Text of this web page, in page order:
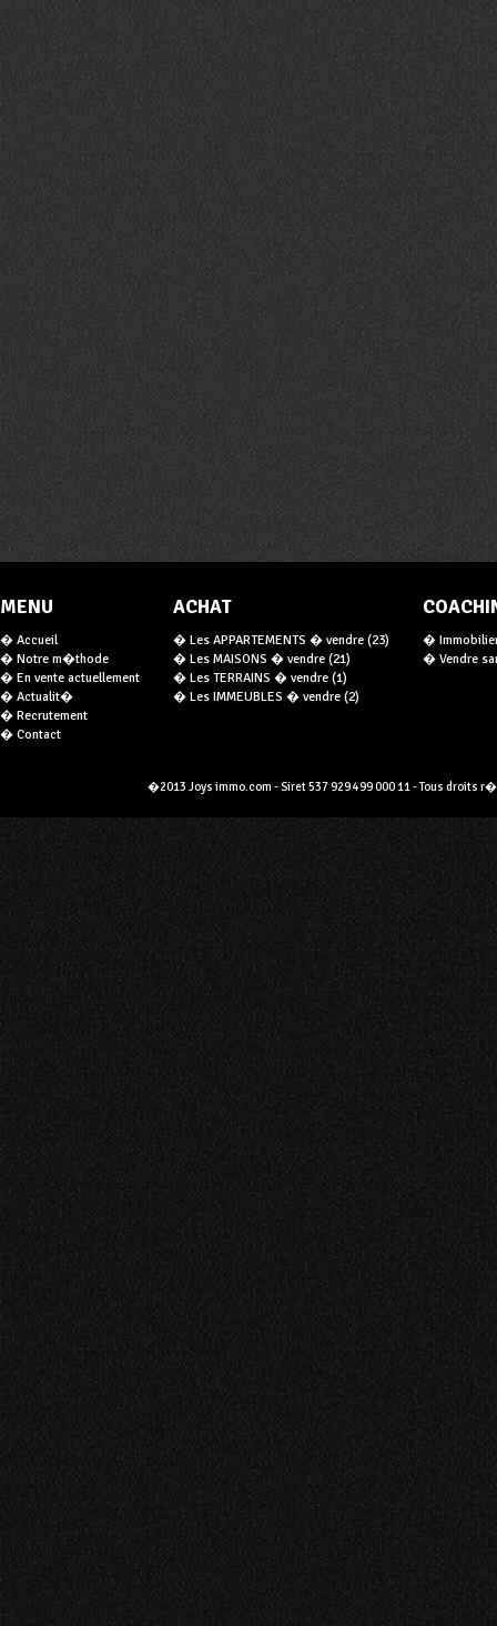
MENU
� Accueil
� Notre m�thode
� En vente actuellement
� Actualit�
� Recrutement
� Contact
ACHAT
� Les APPARTEMENTS � vendre (23)
� Les MAISONS � vendre (21)
� Les TERRAINS � vendre (1)
� Les IMMEUBLES � vendre (2)
�
� Vendre
�2013 Joys immo.com - Siret 537 929 499 000 11 - Tous